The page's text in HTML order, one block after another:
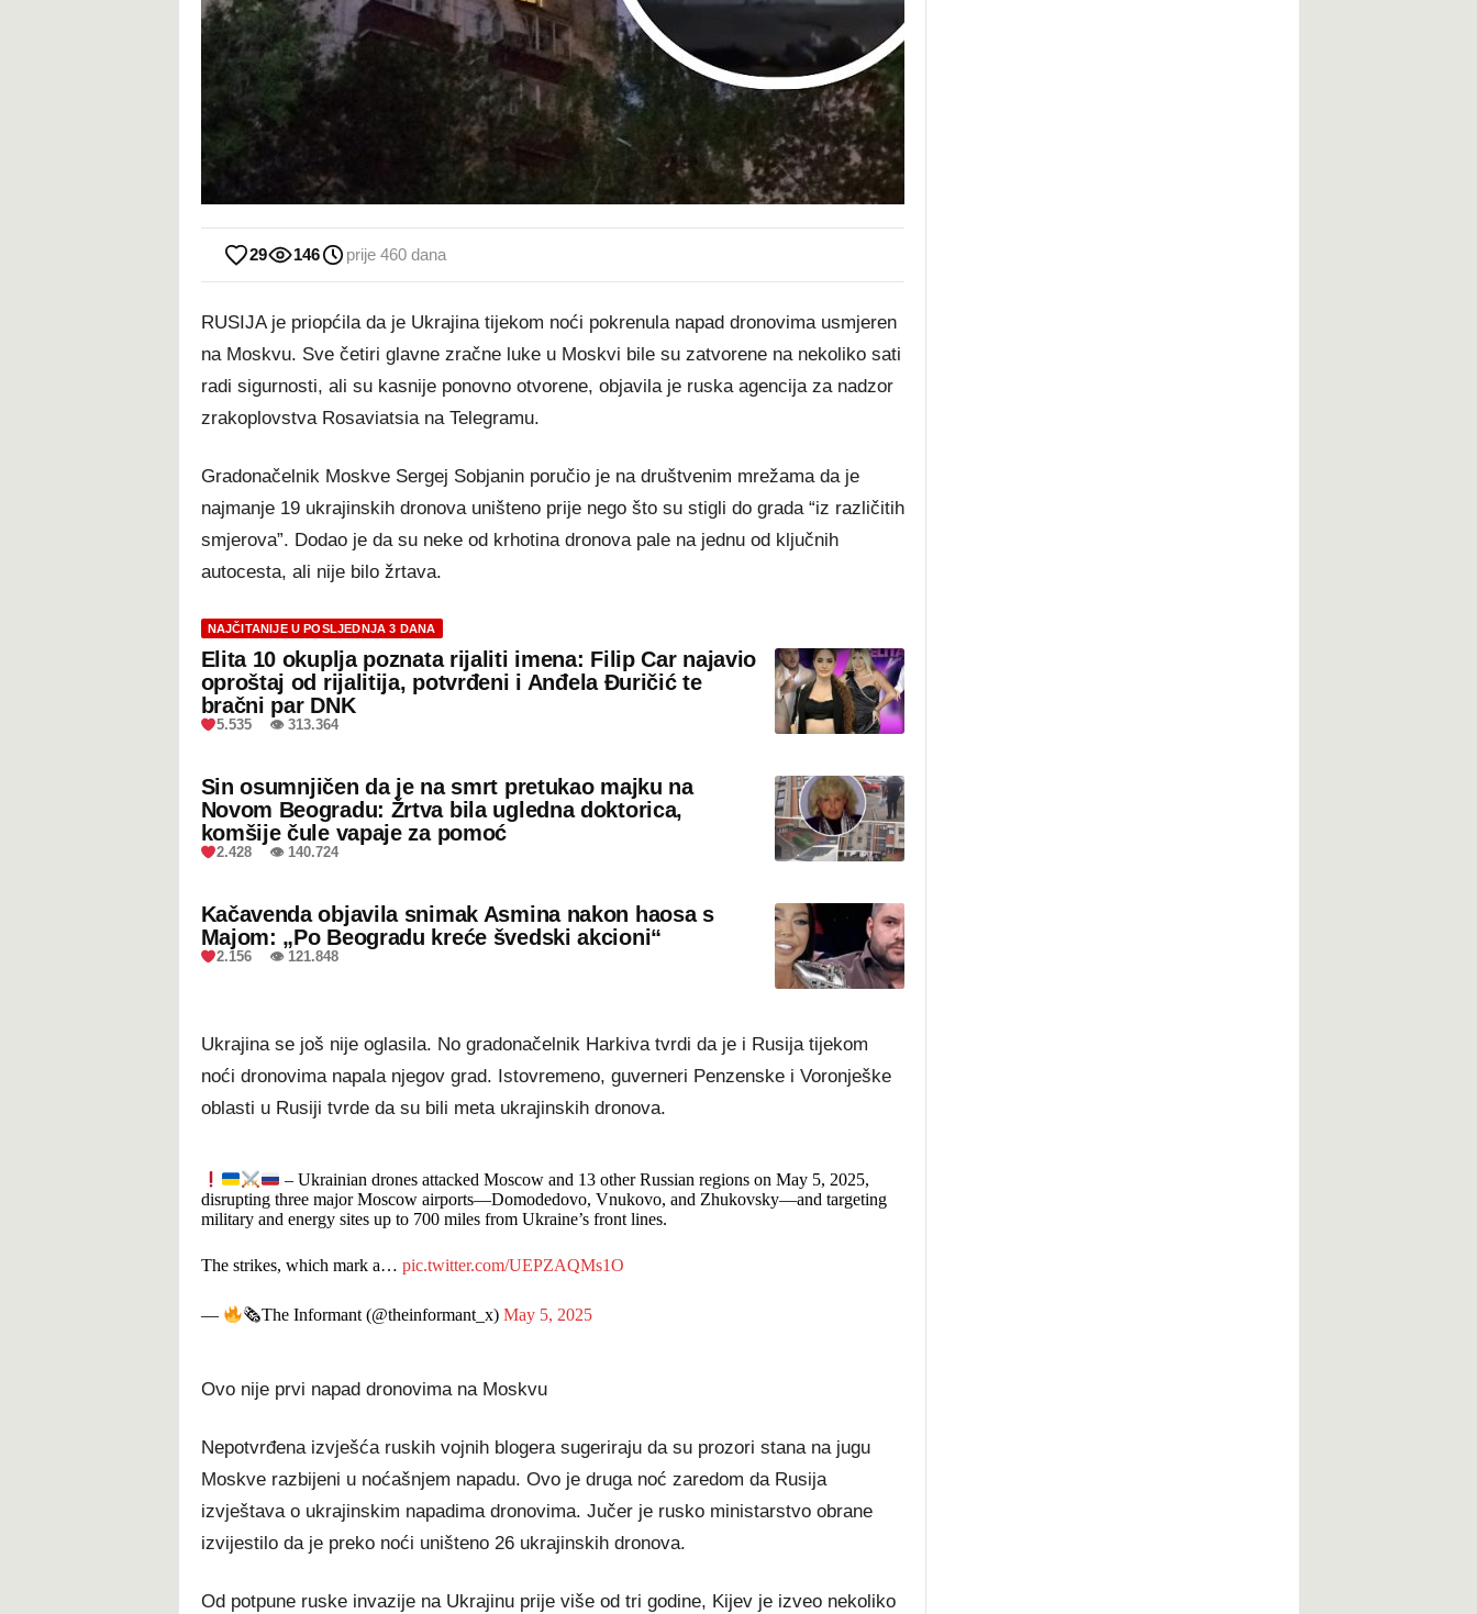
29 146 prije 460 dana
RUSIJA je priopćila da je Ukrajina tijekom noći pokrenula napad dronovima usmjeren
na Moskvu. Sve četiri glavne zračne luke u Moskvi bile su zatvorene na nekoliko sati
radi sigurnosti, ali su kasnije ponovno otvorene, objavila je ruska agencija za nadzor
zrakoplovstva Rosaviatsia na Telegramu.
Gradonačelnik Moskve Sergej Sobjanin poručio je na društvenim mrežama da je
najmanje 19 ukrajinskih dronova uništeno prije nego što su stigli do grada “iz različitih
smjerova”. Dodao je da su neke od krhotina dronova pale na jednu od ključnih
autocesta, ali nije bilo žrtava.
NAJČITANIJE U POSLJEDNJA 3 DANA
Elita 10 okuplja poznata rijaliti imena: Filip Car najavio
oproštaj od rijalitija, potvrđeni i Anđela Đuričić te
bračni par DNK
5.535 👁 313.364
Sin osumnjičen da je na smrt pretukao majku na
Novom Beogradu: Žrtva bila ugledna doktorica,
komšije čule vapaje za pomoć
2.428 👁 140.724
Kačavenda objavila snimak Asmina nakon haosa s
Majom: „Po Beogradu kreće švedski akcioni“
2.156 👁 121.848
Ukrajina se još nije oglasila. No gradonačelnik Harkiva tvrdi da je i Rusija tijekom
noći dronovima napala njegov grad. Istovremeno, guverneri Penzenske i Voronješke
oblasti u Rusiji tvrde da su bili meta ukrajinskih dronova.
– Ukrainian drones attacked Moscow and 13 other Russian regions on May 5, 2025,
disrupting three major Moscow airports—Domodedovo, Vnukovo, and Zhukovsky—and targeting
military and energy sites up to 700 miles from Ukraine’s front lines.
The strikes, which mark a… pic.twitter.com/UEPZAQMs1O
— 🗞The Informant (@theinformant_x) May 5, 2025
Ovo nije prvi napad dronovima na Moskvu
Nepotvrđena izvješća ruskih vojnih blogera sugeriraju da su prozori stana na jugu
Moskve razbijeni u noćašnjem napadu. Ovo je druga noć zaredom da Rusija
izvještava o ukrajinskim napadima dronovima. Jučer je rusko ministarstvo obrane
izvijestilo da je preko noći uništeno 26 ukrajinskih dronova.
Od potpune ruske invazije na Ukrajinu prije više od tri godine, Kijev je izveo nekoliko